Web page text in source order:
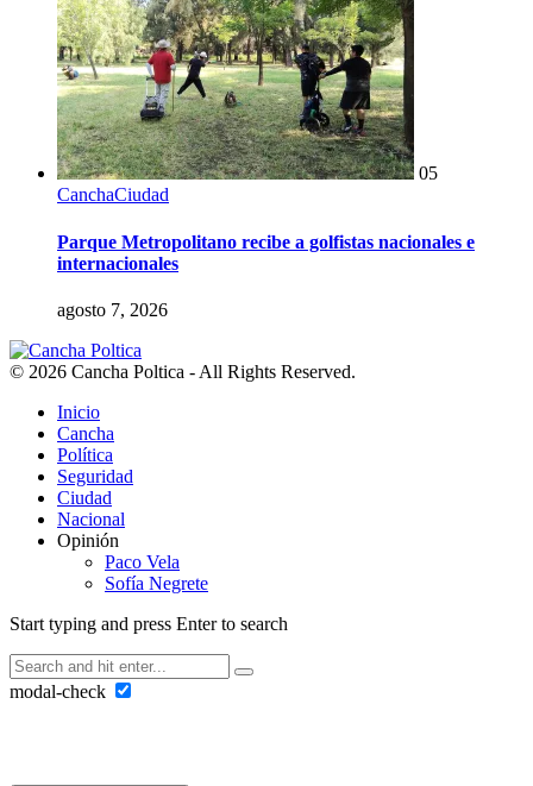
05
CanchaCiudad
Parque Metropolitano recibe a golfistas nacionales e
internacionales
agosto 7, 2026
© 2026 Cancha Poltica - All Rights Reserved.
Inicio
Cancha
Política
Seguridad
Ciudad
Nacional
Opinión
Paco Vela
Sofía Negrete
Start typing and press Enter to search
modal-check